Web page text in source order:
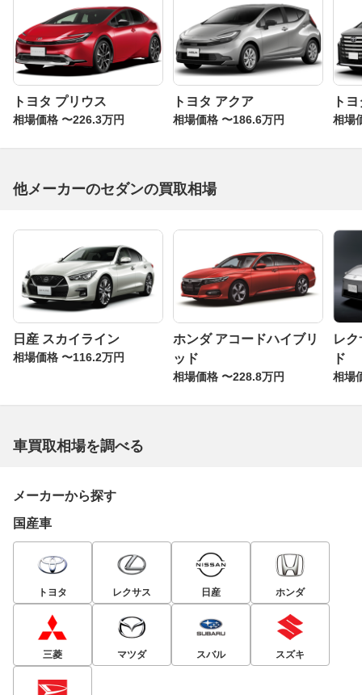
トヨタ プリウス
相場価格 〜226.3万円
トヨタ アクア
相場価格 〜186.6万円
ト
相場
他メーカーのセダンの買取相場
日産 スカイライン
相場価格 〜116.2万円
ホンダ アコードハイブリ
ッド
相場価格 〜228.8万円
レ
ド
相場
車買取相場を調べる
メーカーから探す
国産車
トヨタ レクサス 日産 ホンダ
三菱 マツダ スバル スズキ